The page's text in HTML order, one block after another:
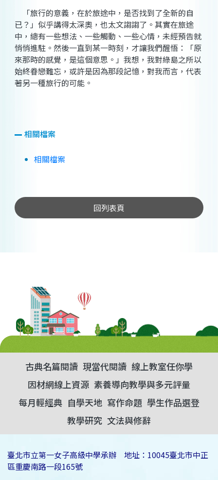
「旅行的意義，在於旅途中，是否找到了全新的自
已？」似乎講得太深奧，也太文謅謅了。其實在旅途
中，總有一些想法、一些觸動、一些心情，未經預告就
悄悄進駐。然後一直到某一時刻，才讓我們醒悟：「原
來那時的感覺，是這個意思。」我想，我對綠島之所以
始終眷戀難忘，或許是因為那段記憶，對我而言，代表
著另一種旅行的可能。
相關檔案
相關檔案
回列表頁
古典名篇閱讀 現當代閱讀 線上教室任你學
因材網線上資源 素養導向教學與多元評量
每月輕經典 自學天地 寫作命題 學生作品選登
教學研究 文法與修辭
臺北市立第一女子高級中學承辦 地址：10045臺北市中正
區重慶南路一段165號